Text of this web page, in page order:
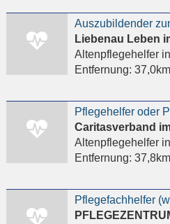
Altenpflegehelferin
Entfernung: 37,0km
Altenpflegehelferin
Entfernung: 37,8km